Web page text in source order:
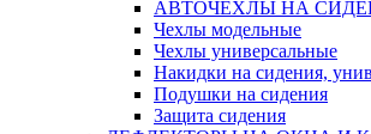
АВТОЧЕХЛЫ НА
Чехлы модельные
Чехлы универсальные
Накидки на сидения,
Подушки на сидения
Защита сидения